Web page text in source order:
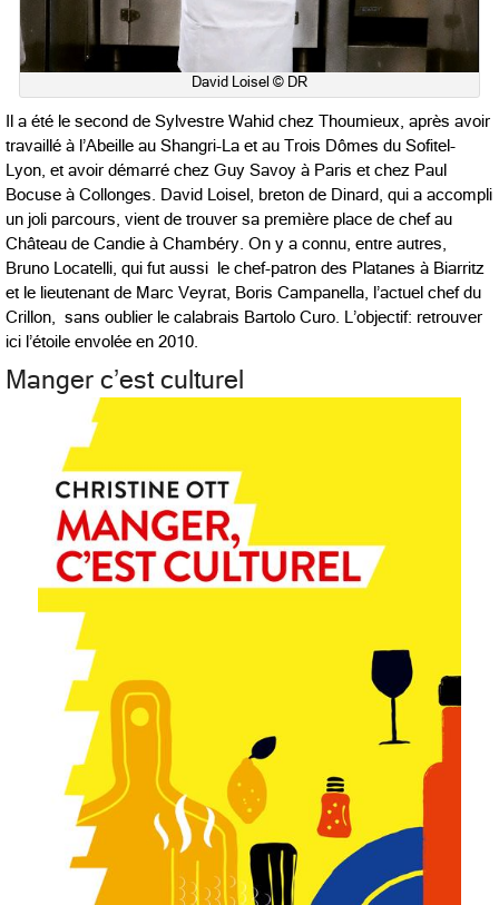
David Loisel © DR
Il a été le second de Sylvestre Wahid chez Thoumieux, après avoir
travaillé à l’Abeille au Shangri-La et au Trois Dômes du Sofitel-
Lyon, et avoir démarré chez Guy Savoy à Paris et chez Paul
Bocuse à Collonges. David Loisel, breton de Dinard, qui a accompli
un joli parcours, vient de trouver sa première place de chef au
Château de Candie à Chambéry. On y a connu, entre autres,
Bruno Locatelli, qui fut aussi le chef-patron des Platanes à Biarritz
et le lieutenant de Marc Veyrat, Boris Campanella, l’actuel chef du
Crillon, sans oublier le calabrais Bartolo Curo. L’objectif: retrouver
ici l’étoile envolée en 2010.
Manger c’est culturel